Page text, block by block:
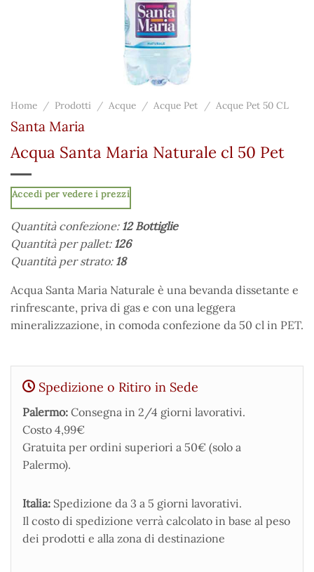
Home / Prodotti / Acque / Acque Pet / Acque Pet 50 CL
Santa Maria
Acqua Santa Maria Naturale cl 50 Pet
Accedi per vedere i prezzi
Quantità confezione: 12 Bottiglie
Quantità per pallet: 126
Quantità per strato: 18
Acqua Santa Maria Naturale è una bevanda dissetante e
rinfrescante, priva di gas e con una leggera
mineralizzazione, in comoda confezione da 50 cl in PET.
Spedizione o Ritiro in Sede
Palermo: Consegna in 2/4 giorni lavorativi.
Costo 4,99€
Gratuita per ordini superiori a 50€ (solo a
Palermo).
Italia: Spedizione da 3 a 5 giorni lavorativi.
Il costo di spedizione verrà calcolato in base al peso
dei prodotti e alla zona di destinazione